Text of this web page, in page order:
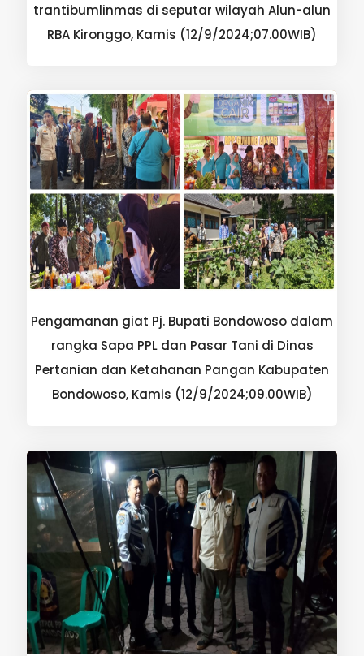
trantibumlinmas di seputar wilayah Alun-alun
RBA Kironggo, Kamis (12/9/2024;07.00WIB)
Pengamanan giat Pj. Bupati Bondowoso dalam
rangka Sapa PPL dan Pasar Tani di Dinas
Pertanian dan Ketahanan Pangan Kabupaten
Bondowoso, Kamis (12/9/2024;09.00WIB)